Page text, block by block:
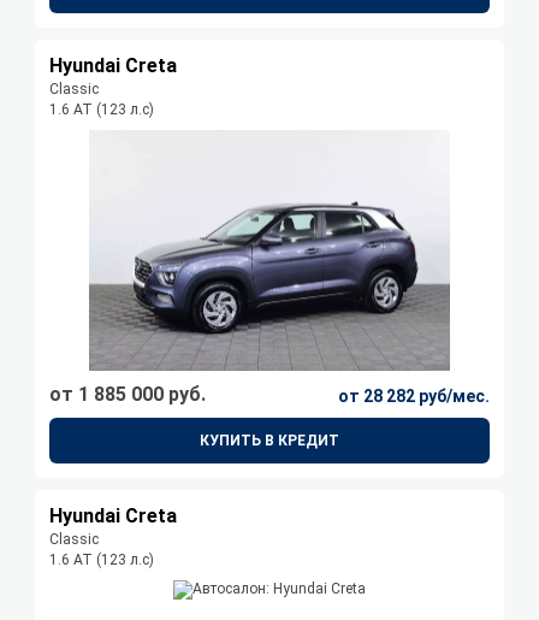
Hyundai Creta
Classic
1.6 АТ (123 л.с)
от 1 885 000 руб. от 28 282 руб/мес.
КУПИТЬ В КРЕДИТ
Hyundai Creta
Classic
1.6 АТ (123 л.с)